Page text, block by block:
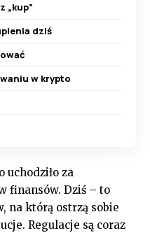
„kup”
dziś
w krypto
uchodziło za
finansów. Dziś – to
na którą ostrzą sobie
Regulacje są coraz